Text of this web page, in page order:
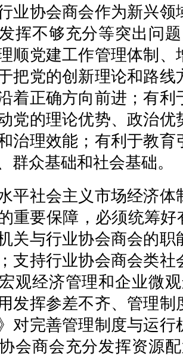
业协会商会作为新兴
挥不够充分等突出问
理顺党建工作管理体制
把党的创新理论和路
着正确方向前进；有
党的理论优势、政治
治理效能；有利于教
群众基础和社会基础。
社会主义市场经济体
重要保障，必须统筹
关与行业协会商会的
支持行业协会商会类
观经济管理和企业微
发挥参差不齐、管理
对完善管理制度与运
会商会充分发挥资源